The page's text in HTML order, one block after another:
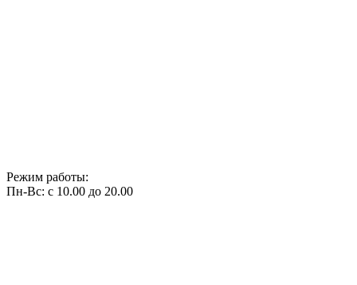
Режим работы:
Пн-Вс: с 10.00 до 20.00